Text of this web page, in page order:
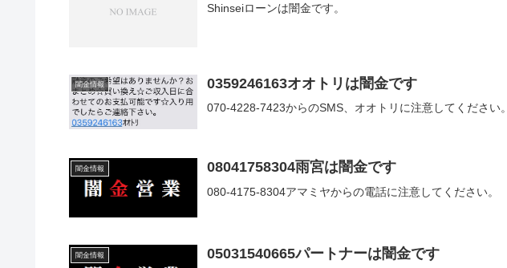
Shinseiローンは闇金です。
闇金情報 0359246163オオトリは闇金です
070-4228-7423からのSMS、オオトリに注意してください。
闇金情報 08041758304雨宮は闇金です
080-4175-8304アマミヤからの電話に注意してください。
闇金情報 05031540665パートナーは闇金です